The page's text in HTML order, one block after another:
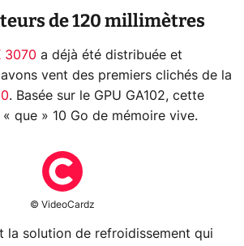
de 120 millimètres
3070 a déjà été distribuée et
vent des premiers clichés de la
. Basée sur le GPU GA102, cette
que » 10 Go de mémoire vive.
© VideoCardz
la solution de refroidissement qui